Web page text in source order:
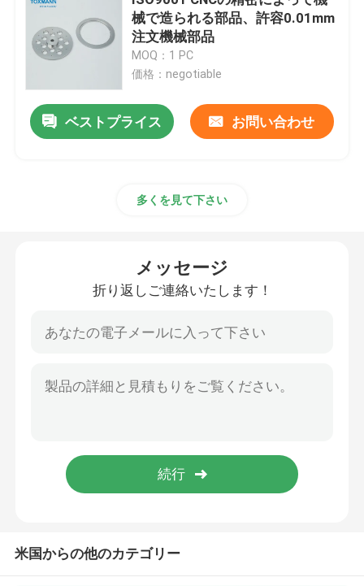
機械で造られた金属部分
サーボ出版物機械
CNCは機械化の部品を旋盤にかける
プラスチック型の部品
CNC自動化部品
穿孔器ピンは死ぬ
械で造られる部品、許容0.01mm
注文機械部品
MOQ：1 PC
価格：negotiable
ベストプライス お問い合わせ
多くを見て下さい
メッセージ
折り返しご連絡いたします！
米国からの他のカテゴリー